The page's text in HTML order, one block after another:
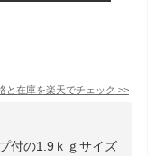
と在庫を楽天でチェック >>
付の1.9ｋｇサイズ